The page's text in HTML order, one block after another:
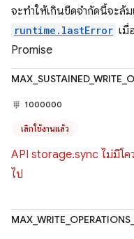
จะทำให้เกินขีดจำกัดนี้จะล้
runtime.lastError เมื่
Promise
1000000
เลิกใช้งานแล้ว
API storage.sync ไม่มีโค
ไป